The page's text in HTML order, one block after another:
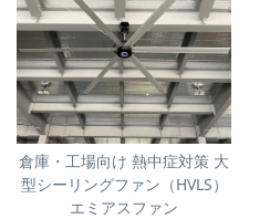
倉庫・工場向け 熱中症対策 大
型シーリングファン（HVLS）
エミアスファン